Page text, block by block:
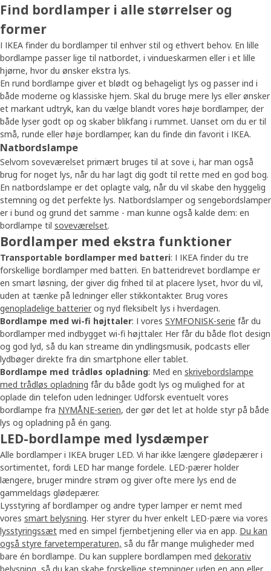
Find bordlamper i alle størrelser og
former
I IKEA finder du bordlamper til enhver stil og ethvert behov. En lille
bordlampe passer lige til natbordet, i vindueskarmen eller i et lille
hjørne, hvor du ønsker ekstra lys.
En rund bordlampe giver et blødt og behageligt lys og passer ind i
både moderne og klassiske hjem. Skal du bruge mere lys eller ønsker
et markant udtryk, kan du vælge blandt vores høje bordlamper, der
både lyser godt op og skaber blikfang i rummet. Uanset om du er til
små, runde eller høje bordlamper, kan du finde din favorit i IKEA.
Natbordslampe
Selvom soveværelset primært bruges til at sove i, har man også
brug for noget lys, når du har lagt dig godt til rette med en god bog.
En natbordslampe er det oplagte valg, når du vil skabe den hyggelig
stemning og det perfekte lys. Natbordslamper og sengebordslamper
er i bund og grund det samme - man kunne også kalde dem: en
bordlampe til soveværelset.
Bordlamper med ekstra funktioner
Transportable bordlamper med batteri: I IKEA finder du tre
forskellige bordlamper med batteri. En batteridrevet bordlampe er
en smart løsning, der giver dig frihed til at placere lyset, hvor du vil,
uden at tænke på ledninger eller stikkontakter. Brug vores
genopladelige batterier og nyd fleksibelt lys i hverdagen.
Bordlampe med wi-fi højttaler: I vores SYMFONISK-serie får du
bordlamper med indbygget wi-fi højttaler. Her får du både flot design
og god lyd, så du kan streame din yndlingsmusik, podcasts eller
lydbøger direkte fra din smartphone eller tablet.
Bordlampe med trådløs opladning: Med en skrivebordslampe
med trådløs opladning får du både godt lys og mulighed for at
oplade din telefon uden ledninger. Udforsk eventuelt vores
bordlampe fra NYMÅNE-serien, der gør det let at holde styr på både
lys og opladning på én gang.
LED-bordlampe med lysdæmper
Alle bordlamper i IKEA bruger LED. Vi har ikke længere glødepærer i
sortimentet, fordi LED har mange fordele. LED-pærer holder
længere, bruger mindre strøm og giver ofte mere lys end de
gammeldags glødepærer.
Lysstyring af bordlamper og andre typer lamper er nemt med
vores smart belysning. Her styrer du hver enkelt LED-pære via vores
lysstyringssæt med en simpel fjernbetjening eller via en app. Du kan
også styre farvetemperaturen, så du får mange muligheder med
bare én bordlampe. Du kan supplere bordlampen med dekorativ
belysning , så du kan skabe forskellige stemninger uden en app eller